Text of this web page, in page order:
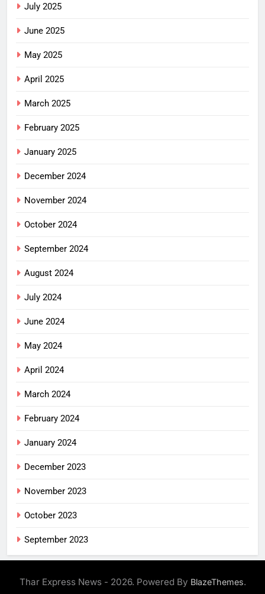
July 2025
June 2025
May 2025
April 2025
March 2025
February 2025
January 2025
December 2024
November 2024
October 2024
September 2024
August 2024
July 2024
June 2024
May 2024
April 2024
March 2024
February 2024
January 2024
December 2023
November 2023
October 2023
September 2023
Thar Express News - 2026. Powered By BlazeThemes.